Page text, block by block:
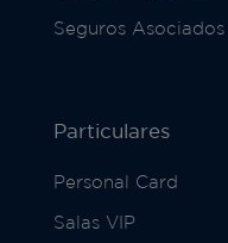
Seguros Asociados
Particulares
Personal Card
Salas VIP